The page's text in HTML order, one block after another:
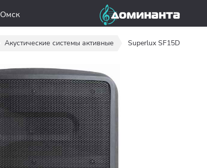
Омск
Акустические системы активные Superlux SF15D